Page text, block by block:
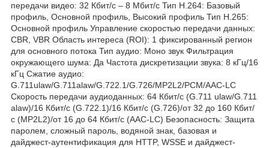
передачи видео: 32 Кбит/с – 8 Мбит/с Тип H.264: Базовый
профиль, Основной профиль, Высокий профиль Тип H.265:
Основной профиль Управление скоростью передачи данных:
CBR, VBR Область интереса (ROI): 1 фиксированный регион
для основного потока Тип аудио: Моно звук Фильтрация
окружающего шума: Да Частота дискретизации звука: 8 кГц/16
кГц Сжатие аудио:
G.711ulaw/G.711alaw/G.722.1/G.726/MP2L2/PCM/AAC-LC
Скорость передачи аудиоданных: 64 Кбит/с (G.711 ulaw/G.711
alaw)/16 Кбит/с (G.722.1)/16 Кбит/с (G.726)/от 32 до 160 Кбит/
с (MP2L2)/от 16 до 64 Кбит/с (AAC-LC) Безопасность: Защита
паролем, сложный пароль, водяной знак, базовая и
дайджест-аутентификация для HTTP, WSSE и дайджест-